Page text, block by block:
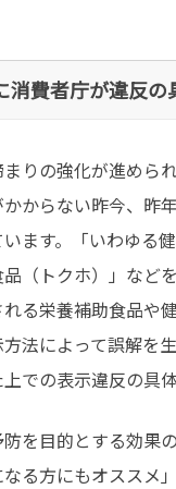
消費者庁が違反の
りの強化が進めら
からない昨今、昨
ます。「いわゆる
（トクホ）」など
る栄養補助食品や
法によって誤解を
での表示違反の具
を目的とする効果
る方にもオススメ